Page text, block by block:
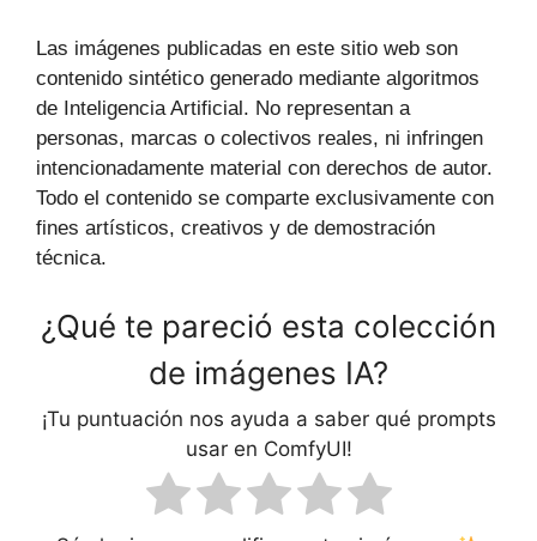
Las imágenes publicadas en este sitio web son
contenido sintético generado mediante algoritmos
de Inteligencia Artificial. No representan a
personas, marcas o colectivos reales, ni infringen
intencionadamente material con derechos de autor.
Todo el contenido se comparte exclusivamente con
fines artísticos, creativos y de demostración
técnica.
¿Qué te pareció esta colección
de imágenes IA?
¡Tu puntuación nos ayuda a saber qué prompts
usar en ComfyUI!